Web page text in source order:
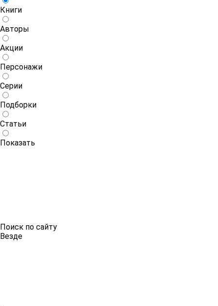
Книги
Авторы
Акции
Персонажи
Серии
Подборки
Статьи
Показать
Поиск по сайту
Везде